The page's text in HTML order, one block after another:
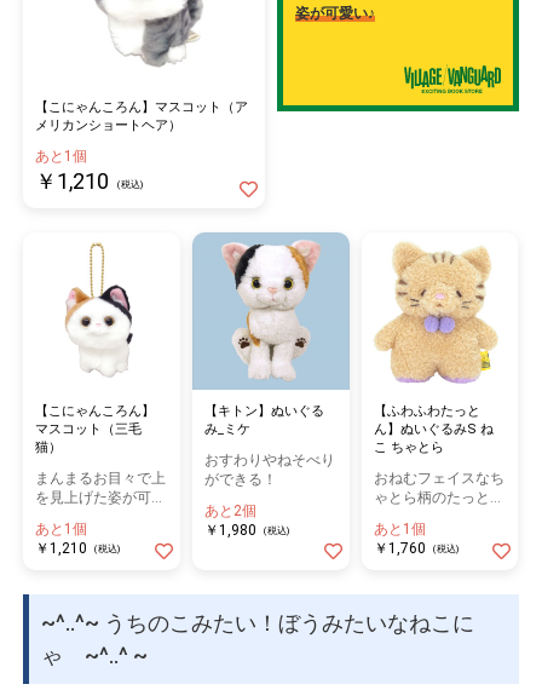
【こにゃんころん】マスコット（ア
メリカンショートヘア）
あと1個
￥1,210 (税込)
姿が可愛い♪
【こにゃんころん】
マスコット（三毛
猫）
まんまるお目々で上
を見上げた姿が可愛
あと1個
￥1,210
(税込)
【キトン】ぬいぐる
み_ミケ
おすわりやねそべり
ができる！
あと2個
￥1,980
(税込)
【ふわふわたっと
ん】ぬいぐるみS ね
こ ちゃとら
おねむフェイスなち
ゃとら柄のたっとん
あと1個
￥1,760
(税込)
~^..^~ うちのこみたい！ぼうみたいなねこに
ゃ ~^..^ ~